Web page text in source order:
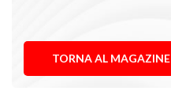
TORNA AL MAGAZINE